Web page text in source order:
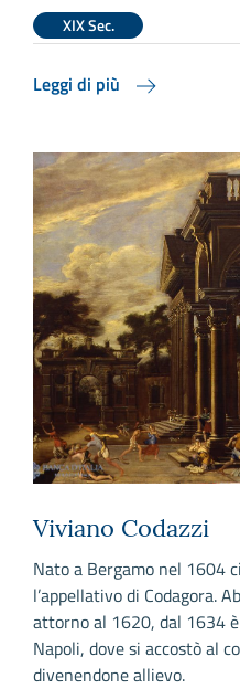
XIX Sec.
Leggi di più
Viviano Codazzi
Nato a Bergamo nel 1604
l’appellativo di Codagora.
attorno al 1620, dal 1634
Napoli, dove si accostò al
divenendone allievo.